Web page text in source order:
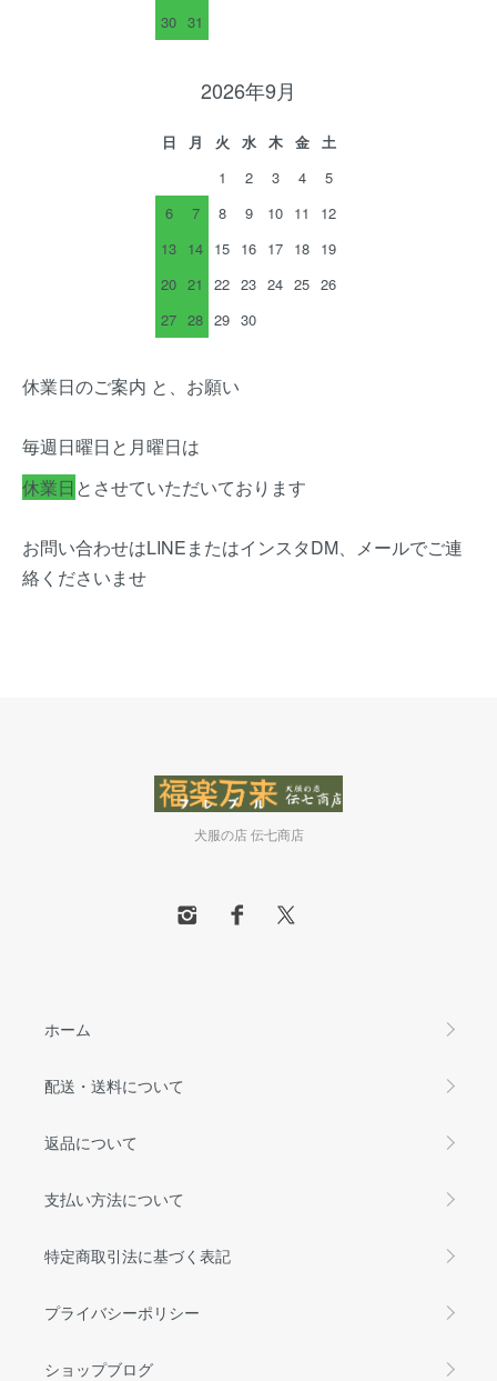
30 31
2026年9月
日 月 火 水 木 金
土
1
2 3 4
5
6
7 8 9 10 11
12
13 14 15 16 17 18 19
20 21 22 23 24 25 26
27 28 29 30
休業日のご案内 と、お願い
毎週日曜日と月曜日は
休業日 とさせていただいております
お問い合わせはLINEまたはインスタDM、メールでご連
絡くださいませ
犬服の店 伝七商店
ホーム
配送・送料について
返品について
支払い方法について
特定商取引法に基づく表記
プライバシーポリシー
ショップブログ